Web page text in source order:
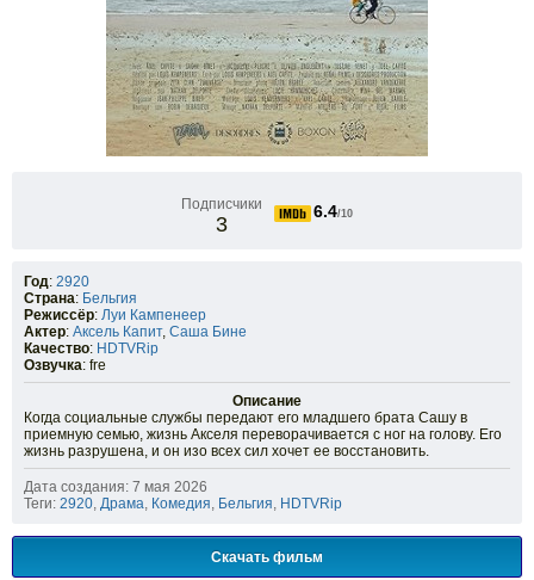
Подписчики
3
6.4/10
Год: 2920
Страна: Бельгия
Режиссёр: Луи Кампенеер
Актер: Аксель Капит, Саша Бине
Качество: HDTVRip
Озвучка: fre
Описание
Когда социальные службы передают его младшего брата Сашу в
приемную семью, жизнь Акселя переворачивается с ног на голову. Его
жизнь разрушена, и он изо всех сил хочет ее восстановить.
Дата создания: 7 мая 2026
Теги: 2920, Драма, Комедия, Бельгия, HDTVRip
Скачать фильм